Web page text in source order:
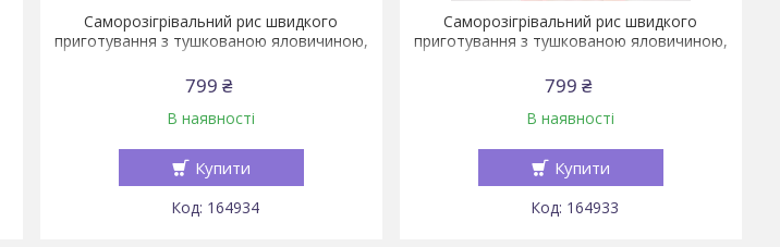
Саморозігрівальний рис швидкого
приготування з тушкованою яловичиною,
799 ₴
В наявності
Купити
164934
Саморозігрівальний рис швидкого
приготування з тушкованою яловичиною,
799 ₴
В наявності
Купити
164933